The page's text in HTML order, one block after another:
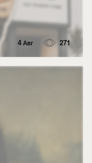
4 Авг 271